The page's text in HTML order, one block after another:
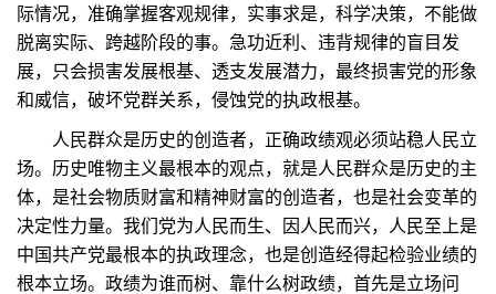
际情况，准确掌握客观规律，实事求是，科学决策，不能做
脱离实际、跨越阶段的事。急功近利、违背规律的盲目发
展，只会损害发展根基、透支发展潜力，最终损害党的形象
和威信，破坏党群关系，侵蚀党的执政根基。
人民群众是历史的创造者，正确政绩观必须站稳人民立
场。历史唯物主义最根本的观点，就是人民群众是历史的主
体，是社会物质财富和精神财富的创造者，也是社会变革的
决定性力量。我们党为人民而生、因人民而兴，人民至上是
中国共产党最根本的执政理念，也是创造经得起检验业绩的
根本立场。政绩为谁而树、靠什么树政绩，首先是立场问